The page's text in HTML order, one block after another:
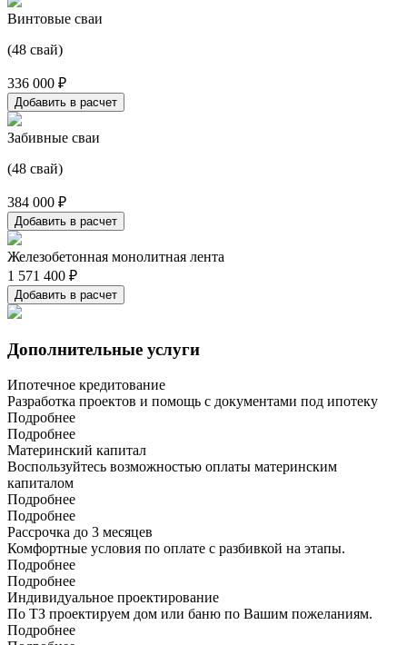
Винтовые сваи
(48 свай)
336 000 ₽
Добавить в расчет
Забивные сваи
(48 свай)
384 000 ₽
Добавить в расчет
Железобетонная монолитная лента
1 571 400 ₽
Добавить в расчет
Дополнительные услуги
Ипотечное кредитование
Разработка проектов и помощь с документами под ипотеку
Подробнее
Подробнее
Материнский капитал
Воспользуйтесь возможностью оплаты материнским
капиталом
Подробнее
Подробнее
Рассрочка до 3 месяцев
Комфортные условия по оплате с разбивкой на этапы.
Подробнее
Подробнее
Индивидуальное проектирование
По ТЗ проектируем дом или баню по Вашим пожеланиям.
Подробнее